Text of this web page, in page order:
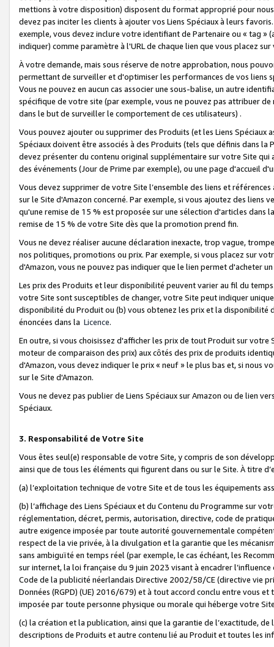
mettions à votre disposition) disposent du format approprié pour
devez pas inciter les clients à ajouter vos Liens Spéciaux à leurs
exemple, vous devez inclure votre identifiant de Partenaire ou « tag
indiquer) comme paramètre à l'URL de chaque lien que vous placez
À votre demande, mais sous réserve de notre approbation, nous
permettant de surveiller et d'optimiser les performances de vos liens
Vous ne pouvez en aucun cas associer une sous-balise, un autre
spécifique de votre site (par exemple, vous ne pouvez pas attribuer
dans le but de surveiller le comportement de ces utilisateurs) .
Vous pouvez ajouter ou supprimer des Produits (et les Liens
Spéciaux doivent être associés à des Produits (tels que définis dans
devez présenter du contenu original supplémentaire sur votre Site qui
des événements (Jour de Prime par exemple), ou une page d'accueil
Vous devez supprimer de votre Site l’ensemble des liens et
sur le Site d'Amazon concerné. Par exemple, si vous ajoutez des
qu'une remise de 15 % est proposée sur une sélection d'articles
remise de 15 % de votre Site dès que la promotion prend fin.
Vous ne devez réaliser aucune déclaration inexacte, trop vague,
nos politiques, promotions ou prix. Par exemple, si vous placez sur
d'Amazon, vous ne pouvez pas indiquer que le lien permet d'acheter
Les prix des Produits et leur disponibilité peuvent varier au fil du
votre Site sont susceptibles de changer, votre Site peut indiquer
disponibilité du Produit ou (b) vous obtenez les prix et la disponibilité
énoncées dans la Licence.
En outre, si vous choisissez d'afficher les prix de tout Produit sur
moteur de comparaison des prix) aux côtés des prix de produits
d'Amazon, vous devez indiquer le prix « neuf » le plus bas et, si nous
sur le Site d'Amazon.
Vous ne devez pas publier de Liens Spéciaux sur Amazon ou de lien
Spéciaux.
3. Responsabilité de Votre Site
Vous êtes seul(e) responsable de votre Site, y compris de son
ainsi que de tous les éléments qui figurent dans ou sur le Site. À titre
(a) l’exploitation technique de votre Site et de tous les équipements
(b) l’affichage des Liens Spéciaux et du Contenu du Programme sur
réglementation, décret, permis, autorisation, directive, code de
autre exigence imposée par toute autorité gouvernementale
respect de la vie privée, à la divulgation et la garantie que les
sans ambiguïté en temps réel (par exemple, le cas échéant, les
sur internet, la loi française du 9 juin 2023 visant à encadrer
Code de la publicité néerlandais Directive 2002/58/CE (directive vie
Données (RGPD) (UE) 2016/679) et à tout accord conclu entre vous
imposée par toute personne physique ou morale qui héberge votre
(c) la création et la publication, ainsi que la garantie de l’exactitude,
descriptions de Produits et autre contenu lié au Produit et toutes les